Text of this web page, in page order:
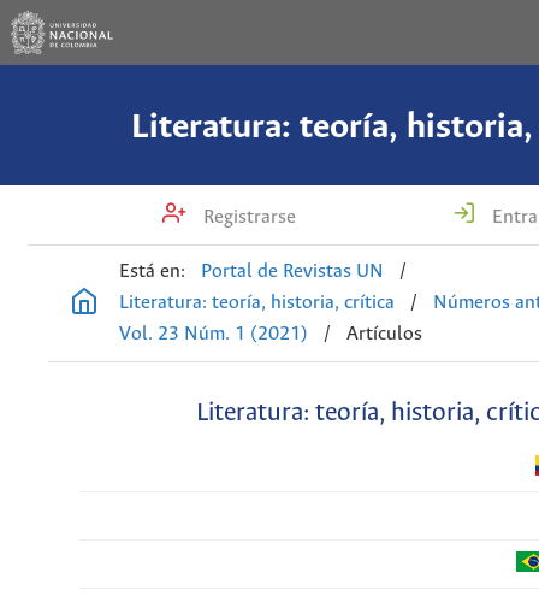
Literatura: teoría,
Registrarse
Está en: Portal de Revistas UN
/
Literatura: teoría, historia, crítica
/
Números
Vol. 23 Núm. 1 (2021)
/ Artículos
Literatura: teoría, historia,